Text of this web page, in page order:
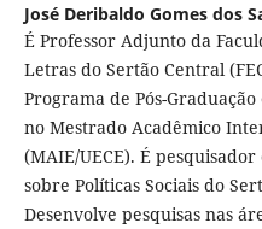
José Deribaldo Gomes dos
É Professor Adjunto da
Letras do Sertão Central
Programa de Pós-Graduação
no Mestrado Acadêmico
(MAIE/UECE). É
sobre Políticas Sociais do
Desenvolve pesquisas nas